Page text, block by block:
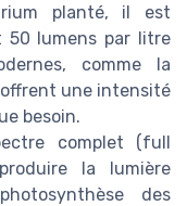
planté, il est
50 lumens par litre
comme la
une intensité
besoin.
complet (full
la lumière
des